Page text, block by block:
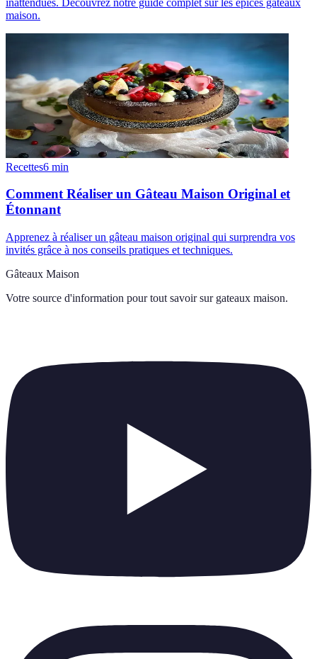
maison.
Recettes6 min
Comment Réaliser un Gâteau Maison Original et
Étonnant
Apprenez à réaliser un gâteau maison original qui surprendra vos
invités grâce à nos conseils pratiques et techniques.
Gâteaux Maison
Votre source d'information pour tout savoir sur gateaux maison.